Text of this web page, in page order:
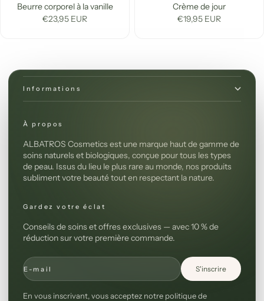
Beurre corporel à la vanille
Prix de vente
€23,95 EUR
Crème de jour
Prix de vente
€19,95 EUR
Informations
À propos
ALBATROS Cosmetics est une marque haut de gamme de
soins naturels et biologiques, conçue pour tous les types
de peau. Issus du lieu le plus rare au monde, nos produits
subliment votre beauté tout en respectant la nature.
Gardez votre éclat
Conseils de soins et offres exclusives — avec 10 % de
réduction sur votre première commande.
E-mail S'inscrire
En vous inscrivant, vous acceptez notre politique de